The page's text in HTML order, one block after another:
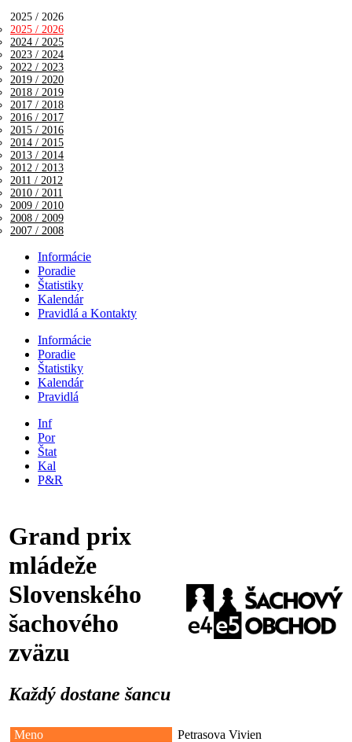
2025 / 2026
2025 / 2026
2024 / 2025
2023 / 2024
2022 / 2023
2019 / 2020
2018 / 2019
2017 / 2018
2016 / 2017
2015 / 2016
2014 / 2015
2013 / 2014
2012 / 2013
2011 / 2012
2010 / 2011
2009 / 2010
2008 / 2009
2007 / 2008
Informácie
Poradie
Štatistiky
Kalendár
Pravidlá a Kontakty
Informácie
Poradie
Štatistiky
Kalendár
Pravidlá
Inf
Por
Štat
Kal
P&R
Grand prix
mládeže
Slovenského
šachového
zväzu
Každý dostane šancu
Meno
Petrasova Vivien